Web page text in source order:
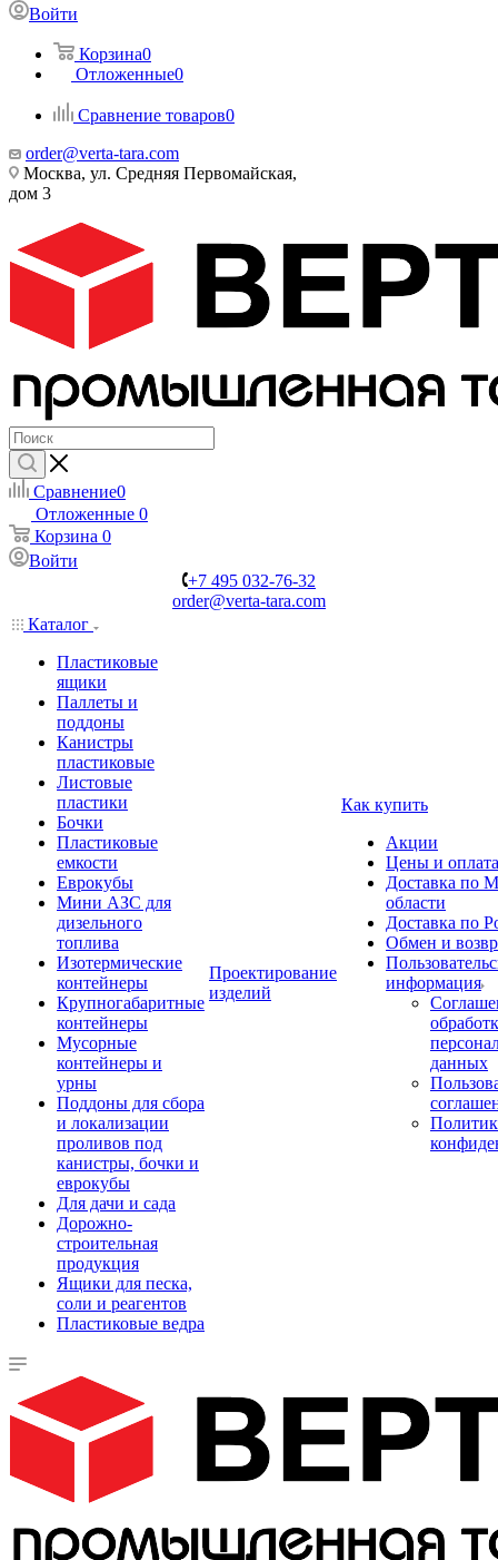
Войти
Корзина0
Отложенные0
Сравнение товаров0
order@verta-tara.com
Москва, ул. Средняя Первомайская,
дом 3
Сравнение0
Отложенные 0
Корзина 0
Войти
+7 495 032-76-32
order@verta-tara.com
Каталог
Пластиковые
ящики
Паллеты и
поддоны
Канистры
пластиковые
Листовые
пластики
Бочки
Пластиковые
емкости
Еврокубы
Мини АЗС для
дизельного
топлива
Изотермические
контейнеры
Крупногабаритные
контейнеры
Мусорные
контейнеры и
урны
Поддоны для сбора
и локализации
проливов под
канистры, бочки и
еврокубы
Для дачи и сада
Дорожно-
строительная
продукция
Ящики для песка,
соли и реагентов
Пластиковые ведра
Проектирование
изделий
Как купить
Акции
Цены и оплата
Доставка по
области
Доставка по
Обмен и
информация
данных